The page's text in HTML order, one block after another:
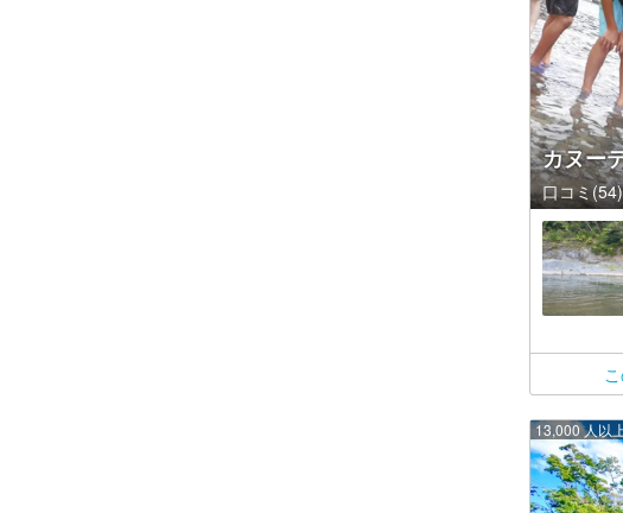
カヌー
口コミ(54)
13,000 人以